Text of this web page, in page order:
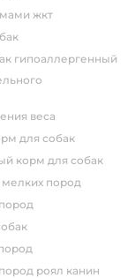
жкт
гипоаллергенный
веса
для собак
корм для собак
мелких пород
роял канин